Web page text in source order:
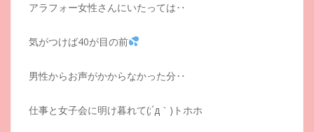
アラフォー女性さんにいたっては‥
気がつけば40が目の前
男性からお声がかからなかった分‥
仕事と女子会に明け暮れて(;´д｀)トホホ